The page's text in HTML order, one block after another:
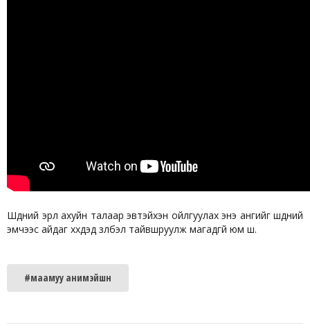
Шүдний эрүүл ахуйн талаар эвтэйхэн ойлгуулах энэ ангийг шүдний
эмчээс айдаг хүүхдэд үзүүлбэл тайвшруулж магадгүй юм шүү.
#маамуу анимэйшн